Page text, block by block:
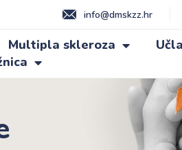
info@dmskzz.hr
Multipla skleroza